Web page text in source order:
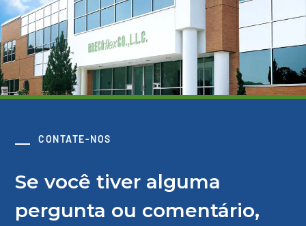
CONTATE-NOS
Se você tiver alguma
pergunta ou comentário,